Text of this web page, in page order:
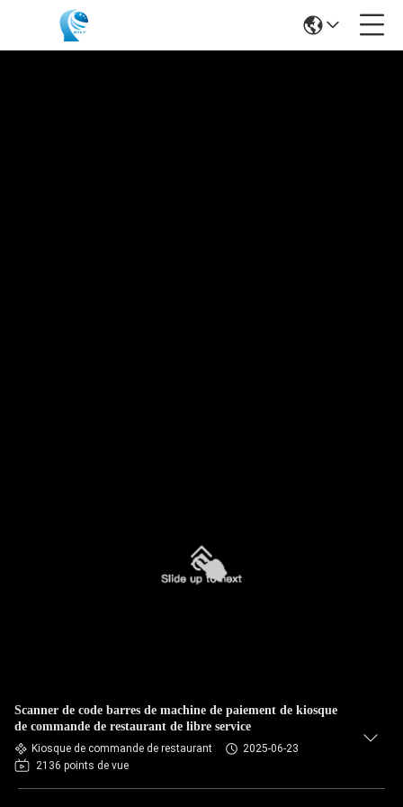
Scanner de code barres de machine de paiement de kiosque
de commande de restaurant de libre service
Kiosque de commande de restaurant
2025-06-23
2136 points de vue